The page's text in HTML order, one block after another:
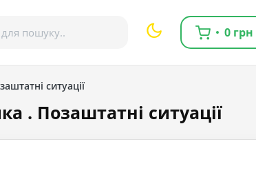
0 грн
ситуації
. Позаштатні ситуації